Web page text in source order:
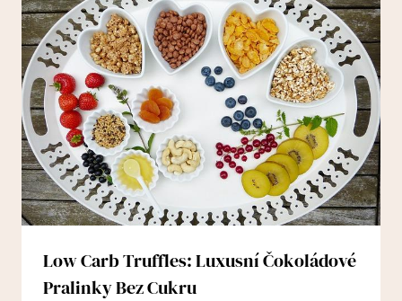
Low Carb Truffles: Luxusní Čokoládové
Pralinky Bez Cukru